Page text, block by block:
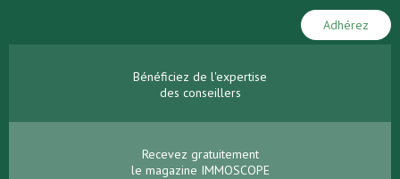
Adhérez
Bénéficiez de l'expertise
des conseillers
Recevez gratuitement
le magazine IMMOSCOPE